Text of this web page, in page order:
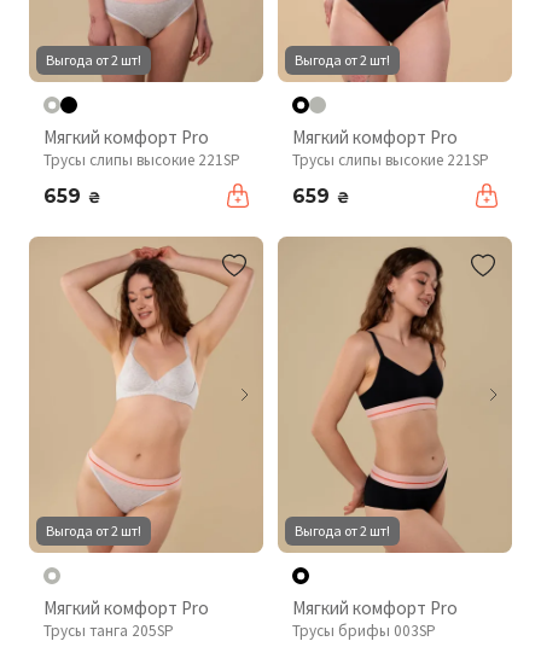
Выгода от 2 шт!
Мягкий комфорт Pro
Трусы слипы высокие 221SP
659 ₴
Выгода от 2 шт!
Мягкий комфорт Pro
Трусы слипы высокие 221SP
659 ₴
Выгода от 2 шт!
Мягкий комфорт Pro
Трусы танга 205SP
Выгода от 2 шт!
Мягкий комфорт Pro
Трусы брифы 003SP